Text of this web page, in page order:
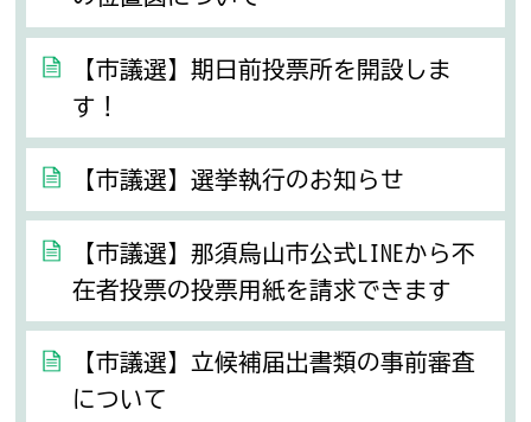
【市議選】期日前投票所を開設しま
す！
【市議選】選挙執行のお知らせ
【市議選】那須烏山市公式LINEから不
在者投票の投票用紙を請求できます
【市議選】立候補届出書類の事前審査
について